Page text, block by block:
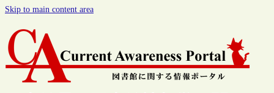
Skip to main content area